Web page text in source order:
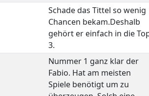
Schade das Tittel so wenig
Chancen bekam.Deshalb
gehört er einfach in die
3.
Nummer 1 ganz klar der
Fabio. Hat am meisten
Spiele benötigt um zu